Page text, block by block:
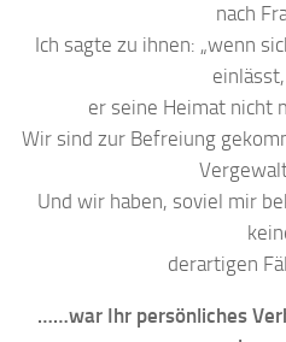
nach
Ich sagte zu ihnen: „wenn
er seine Heimat nicht
Wir sind zur Befreiung
Und wir haben, soviel mir
derartigen
……war Ihr persönliches